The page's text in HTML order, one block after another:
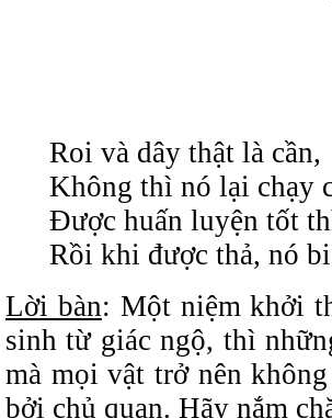
Roi và dây thật là cần,
Không thì nó lại chạy
Được huấn luyện tốt
Rồi khi được thả, nó
Lời bàn: Một niệm khởi
sinh từ giác ngộ, thì
mà mọi vật trở nên
bởi chủ quan. Hãy nắm